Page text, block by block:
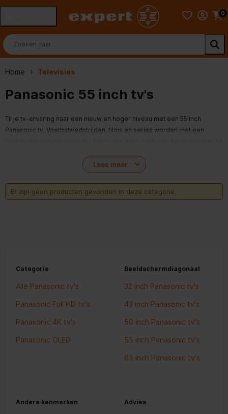
0
Home Televisies
Panasonic 55 inch tv's
Til je tv-ervaring naar een nieuw en hoger niveau met een 55 inch
Panasonic tv. Voetbalwedstrijden, films en series worden met een
alles haarscherp kan volgen.
Lees meer
Er zijn geen producten gevonden in deze categorie.
Categorie
Alle Panasonic tv's
Panasonic Full HD tv's
Panasonic 4K tv's
Panasonic OLED
Beeldschermdiagonaal
32 inch Panasonic tv's
43 inch Panasonic tv's
50 inch Panasonic tv's
55 inch Panasonic tv's
65 inch Panasonic tv's
Andere kenmerken Advies